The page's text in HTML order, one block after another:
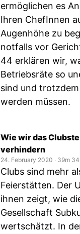
ermöglichen es
Ihren ChefInnen
Augenhöhe zu
notfalls vor
44 erklären wir,
Betriebsräte so
sind und
werden müssen.
Wie wir das
verhindern
24. February 2020 ‧ 39m
Clubs sind mehr
Feierstätten. Der
ihnen zeigt, wie
Gesellschaft
wertschätzt. In